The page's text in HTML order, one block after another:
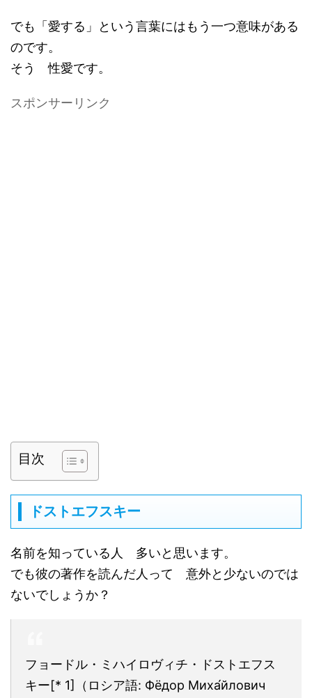
でも「愛する」という言葉にはもう一つ意味がある
のです。
そう 性愛です。
スポンサーリンク
目次
ドストエフスキー
名前を知っている人 多いと思います。
でも彼の著作を読んだ人って 意外と少ないのでは
ないでしょうか？
フョードル・ミハイロヴィチ・ドストエフス
キー[* 1]（ロシア語: Фёдор Миха́йлович